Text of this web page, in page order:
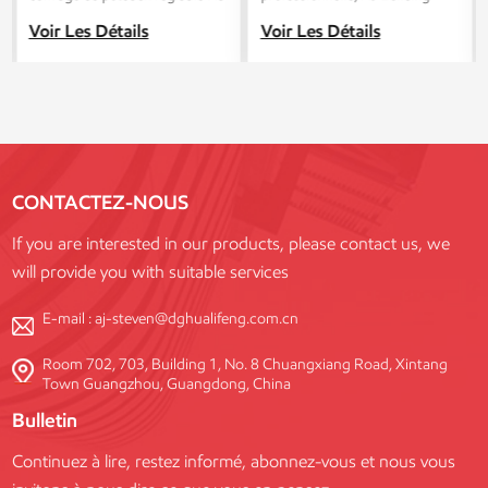
construction de poteaux en
Voir Les Détails
personnalisation personnalisés
Voir Les Détails
CONTACTEZ-NOUS
If you are interested in our products, please contact us, we
will provide you with suitable services
E-mail :aj-steven@dghualifeng.com.cn
Room 702, 703, Building 1, No. 8 Chuangxiang Road, Xintang
Town Guangzhou, Guangdong, China
Bulletin
Continuez à lire, restez informé, abonnez-vous et nous vous